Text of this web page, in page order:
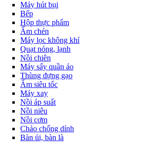
Máy hút bụi
Bếp
Hộp thực phẩm
Ấm chén
Máy lọc không khí
Quạt nóng, lạnh
Nồi chiên
Máy sấy quần áo
Thùng đựng gạo
Ấm siêu tốc
Máy xay
Nồi áp suất
Nồi niêu
Nồi cơm
Chảo chống dính
Bàn ủi, bàn là